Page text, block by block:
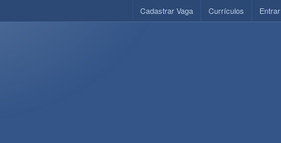
Entrar
Currículos
Cadastrar Vaga